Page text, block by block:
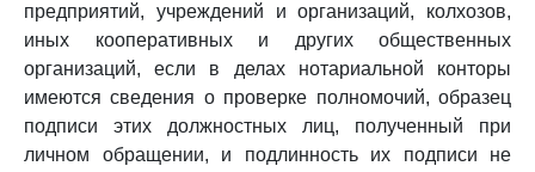
предприятий, учреждений и организаций, колхозов,
иных кооперативных и других общественных
организаций, если в делах нотариальной конторы
имеются сведения о проверке полномочий, образец
подписи этих должностных лиц, полученный при
личном обращении, и подлинность их подписи не